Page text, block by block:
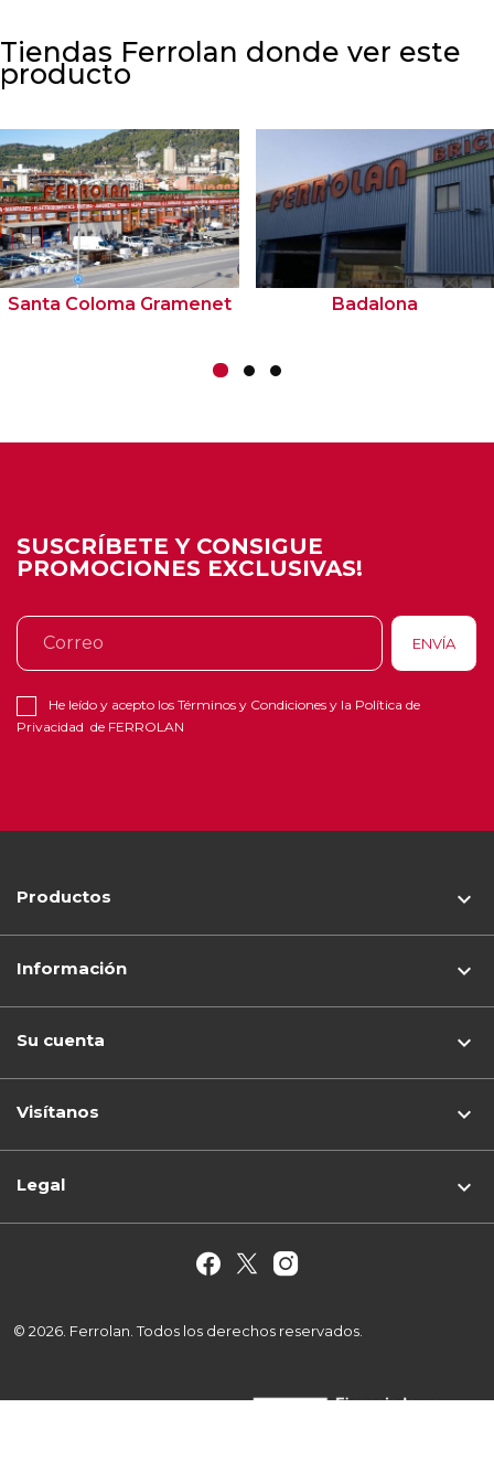
Tiendas Ferrolan donde ver este
producto
Santa Coloma Gramenet Badalona
SUSCRÍBETE Y CONSIGUE
PROMOCIONES EXCLUSIVAS!
He leído y acepto los Términos y Condiciones y la Política de
Privacidad de FERROLAN
Productos 
Información 
Su cuenta 
Visítanos keyboard_arrow_down
© 2026. Ferrolan. Todos los derechos reservados.
Legal 